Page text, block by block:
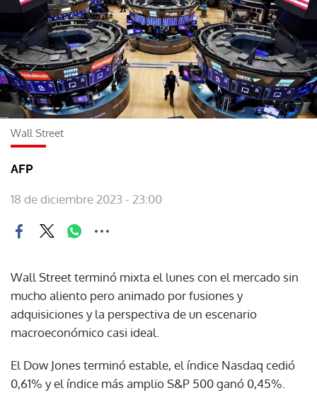
Wall Street
AFP
18 de diciembre 2023 - 23:00
Wall Street terminó mixta el lunes con el mercado sin
mucho aliento pero animado por fusiones y
adquisiciones y la perspectiva de un escenario
macroeconómico casi ideal.
El Dow Jones terminó estable, el índice Nasdaq cedió
0,61% y el índice más amplio S&P 500 ganó 0,45%.